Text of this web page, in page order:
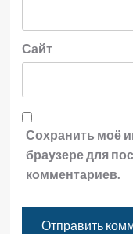
Сайт
Сохранить моё
браузере для
комментариев.